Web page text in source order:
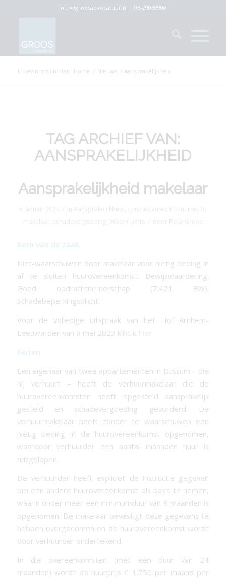
info@groosadvocatuur.nl –06-29060900
U bevindt zich hier: Home / Nieuws / aansprakelijkheid
TAG ARCHIEF VAN:
AANSPRAKELIJKHEID
Aansprakelijkheid makelaar
Kern van de zaak
Niet-waarschuwen door makelaar voor nietig beding in
af te sluiten huurovereenkomst. Bewijswaardering.
Goed opdrachtnemerschap (7:401 BW).
Schadebeperkingsplicht.
Voor de volledige uitspraak van het Hof Arnhem-
Leeuwarden van 9 mei 2023 klikt u hier.
Feiten
Een eigenaar van twee appartementen in Bussum – die
hij verhuurt – heeft de verhuurmakelaar die de
huurovereenkomsten heeft opgesteld aansprakelijk
gesteld en schadevergoeding gevorderd. De
verhuurmakelaar heeft zonder te waarschuwen een
nietig beding in de huurovereenkomst opgenomen,
waardoor verhuurder een aantal maanden huur is
misgelopen.
De verhuurder heeft expliciet de instructie gegeven
om een andere huurovereenkomst als basis te nemen,
waarin onder meer een minimumduur van 9 maanden is
opgenomen. De makelaar bevestigt deze gegevens te
hebben overgenomen en de huurovereenkomst wordt
door verhuurder ondertekend.
In die overeenkomsten (met een duur van 24
maanden) wordt als huurprijs € 1.750 per maand per